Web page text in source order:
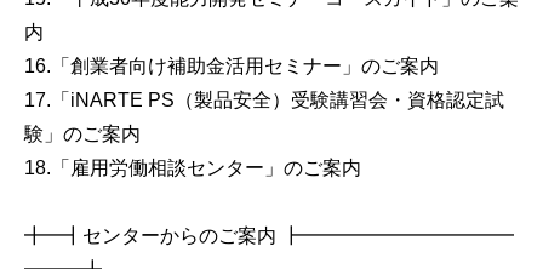
内
16.「創業者向け補助金活用セミナー」のご案内
17.「iNARTE PS（製品安全）受験講習会・資格認定試
験」のご案内
18.「雇用労働相談センター」のご案内
╋━┫センターからのご案内 ┣━━━━━━━━━━━